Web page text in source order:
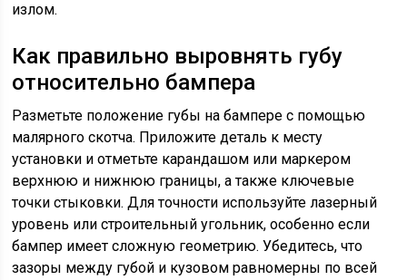
излом.
Как правильно выровнять губу
относительно бампера
Разметьте положение губы на бампере с помощью
малярного скотча. Приложите деталь к месту
установки и отметьте карандашом или маркером
верхнюю и нижнюю границы, а также ключевые
точки стыковки. Для точности используйте лазерный
уровень или строительный угольник, особенно если
бампер имеет сложную геометрию. Убедитесь, что
зазоры между губой и кузовом равномерны по всей